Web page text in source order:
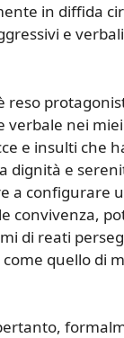
in diffida
e
reso
verbale nei
e insulti che
dignità e
a configurare
convivenza,
di reati
quello di